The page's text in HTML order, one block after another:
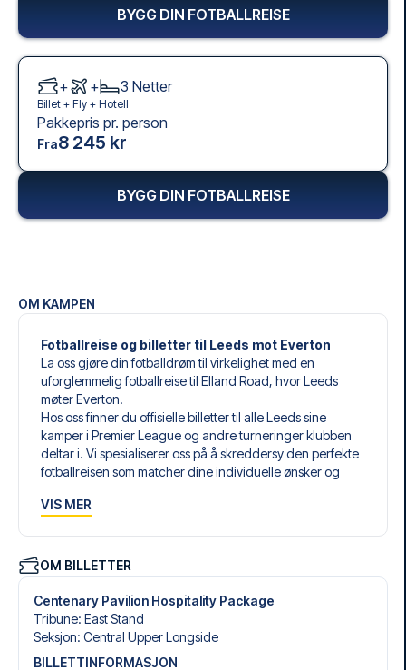
OM KAMPEN
Fotballreise og billetter til Leeds mot Everton
La oss gjøre din fotballdrøm til virkelighet med en
uforglemmelig fotballreise til Elland Road, hvor Leeds
møter Everton.
Hos oss finner du offisielle billetter til alle Leeds sine
kamper i Premier League og andre turneringer klubben
deltar i. Vi spesialiserer oss på å skreddersy den perfekte
fotballreisen som matcher dine individuelle ønsker og
Våre skreddersydde fotballreiser til Leeds er laget for å gi
blant et bredt utvalg av fotballbilletter, nøye utvalgte
hoteller for enhver smak og budsjett, samt fleksible fly som
passer deg best.
Når du velger billettype, kan du se hvilken seksjon du skal
sitte i, og hva billetten inkluderer – spesielt hvis det er en
VIS MER
OM BILLETTER
Centenary Pavilion Hospitality Package
Tribune: East Stand
Seksjon: Central Upper Longside
BILLETTINFORMASJON
BYGG DIN FOTBALLREISE
+ + 3 Netter
Billet + Fly + Hotell
Pakkepris pr. person
Fra8 245 kr
BYGG DIN FOTBALLREISE